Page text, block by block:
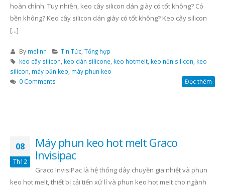
hoàn chỉnh. Tuy nhiên, keo cây silicon dán giày có tốt không? Có
bền không? Keo cây silicon dán giày có tốt không? Keo cây silicon
[...]
By melinh Tin Tức,Tổng hợp
keo cây silicon, keo dán silicone, keo hotmelt, keo nến silicon, keo
silicon, máy bắn keo, máy phun keo
0 Comments
Đọc thêm
08
Th12
Máy phun keo hot melt Graco
Invisipac
Graco InvisiPac là hệ thống dây chuyền gia nhiệt và phun
keo hot melt, thiết bị cải tiến xử lí và phun keo hot melt cho ngành